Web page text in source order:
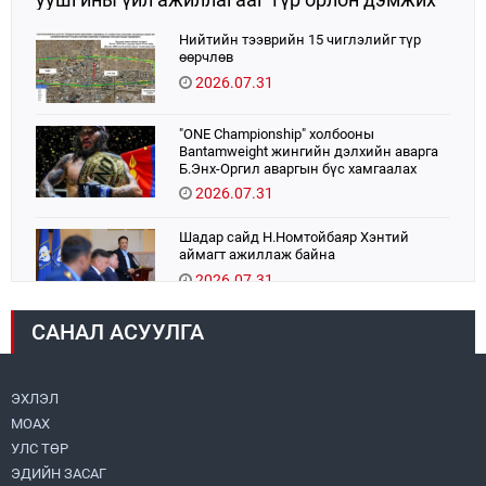
Нийтийн тээврийн 15 чиглэлийг түр
өөрчлөв
2026.07.31
"ONE Championship" холбооны
Bantamweight жингийн дэлхийн аварга
Б.Энх-Оргил аваргын бүс хамгаалах
тулаанаа өнөөдөр хийнэ.
2026.07.31
Шадар сайд Н.Номтойбаяр Хэнтий
аймагт ажиллаж байна
2026.07.31
Авто зам шинээр барина
САНАЛ АСУУЛГА
ЭХЛЭЛ
МОАХ
УЛС ТӨР
ЭДИЙН ЗАСАГ